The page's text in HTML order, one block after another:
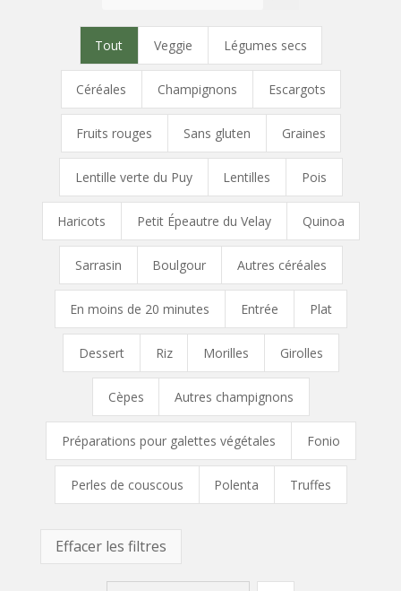
Tout Veggie Légumes secs
Céréales Champignons Escargots
Fruits rouges Sans gluten Graines
Lentille verte du Puy Lentilles Pois
Haricots Petit Épeautre du Velay Quinoa
Sarrasin Boulgour Autres céréales
En moins de 20 minutes Entrée Plat
Dessert Riz Morilles Girolles
Cèpes Autres champignons
Préparations pour galettes végétales Fonio
Perles de couscous Polenta Truffes
Effacer les filtres